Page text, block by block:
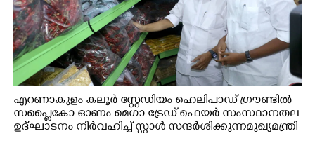
എറണാകുളം കലൂർ സ്റ്റേഡിയം ഹെലിപാഡ് ഗ്രൗണ്ടിൽ
സപ്ളൈകോ ഓണം മെഗാ ട്രേഡ് ഫെയർ സംസ്ഥാനതല
ഉദ്ഘാടനം നിർവഹിച്ച് സ്റ്റാൾ സന്ദർശിക്കുന്ന മുഖ്യമന്ത്രി